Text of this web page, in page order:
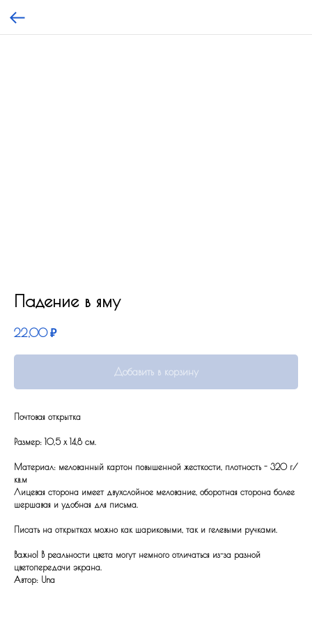
Падение в яму
22,00 ₽
Добавить в корзину
Почтовая открытка
Размер: 10,5 x 14,8 см.
Материал: мелованный картон повышенной жесткости, плотность - 320 г/
кв.м
Лицевая сторона имеет двухслойное мелование, оборотная сторона более
шершавая и удобная для письма.
Писать на открытках можно как шариковыми, так и гелевыми ручками.
Важно! В реальности цвета могут немного отличаться из-за разной
цветопередачи экрана.
Автор: Una